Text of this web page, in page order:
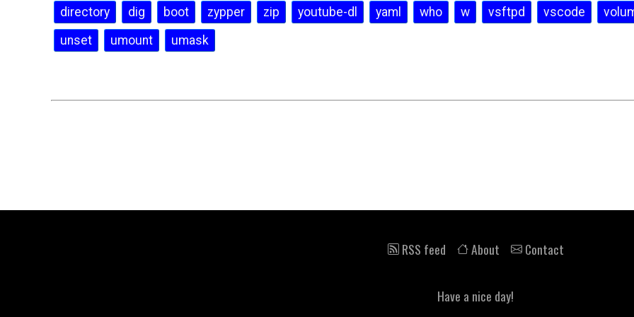
directory
dig boot zypper zip youtube-dl yaml who w vsftpd vscode
unset
umount umask
RSS feed About Contact
Have a nice day!